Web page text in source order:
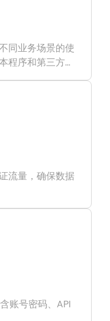
同业务场景的使
程序和第三方工
流量，确保数据
账号密码、API